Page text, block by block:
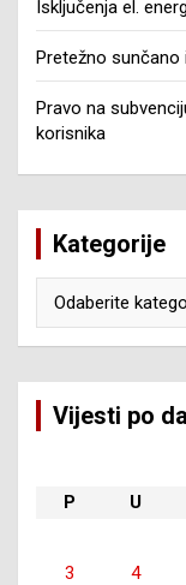
Isključenja el.
Pretežno sunčano
Pravo na
korisnika
Kategorije
Vijesti po
P
U
3
4